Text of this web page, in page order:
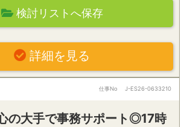
検討リストへ保存
詳細を見る
仕事No J-ES26-0633210
の大手で事務サポート◎17時